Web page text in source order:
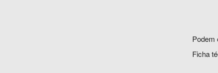
Ficha